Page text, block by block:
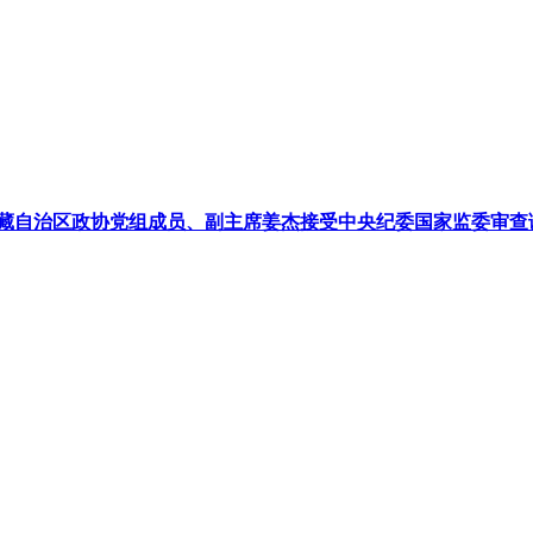
自治区政协党组成员、副主席姜杰接受中央纪委国家监委审查